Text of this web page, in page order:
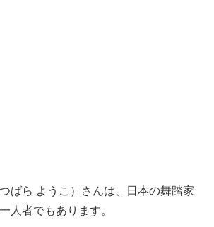
つばら ようこ）さんは、日本の舞踏家
人者でもあります。